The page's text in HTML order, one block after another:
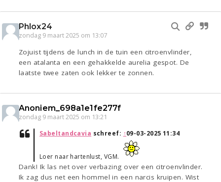
Phlox24
zondag 9 maart 2025 om 13:07
Zojuist tijdens de lunch in de tuin een citroenvlinder,
een atalanta en een gehakkelde aurelia gespot. De
laatste twee zaten ook lekker te zonnen.
Anoniem_698a1e1fe277f
zondag 9 maart 2025 om 13:21
Sabeltandcavia schreef: ↑09-03-2025 11:34
Loer naar hartenlust, VGM.
Dank! Ik las net over verbazing over een citroenvlinder.
Ik zag dus net een hommel in een narcis kruipen. Wist